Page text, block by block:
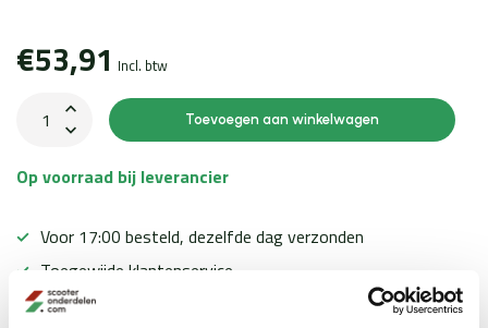
€53,91 Incl. btw
Toevoegen aan winkelwagen
Op voorraad bij leverancier
Voor 17:00 besteld, dezelfde dag verzonden
Toegewijde klantenservice
Ervaren scooter experts